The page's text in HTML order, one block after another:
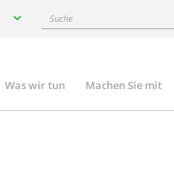
Suche
Was wir tun Machen Sie mit